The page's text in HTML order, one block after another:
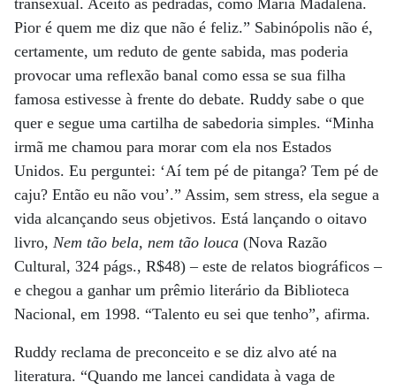
transexual. Aceito as pedradas, como Maria Madalena.
Pior é quem me diz que não é feliz.” Sabinópolis não é,
certamente, um reduto de gente sabida, mas poderia
provocar uma reflexão banal como essa se sua filha
famosa estivesse à frente do debate. Ruddy sabe o que
quer e segue uma cartilha de sabedoria simples. “Minha
irmã me chamou para morar com ela nos Estados
Unidos. Eu perguntei: ‘Aí tem pé de pitanga? Tem pé de
caju? Então eu não vou’.” Assim, sem stress, ela segue a
vida alcançando seus objetivos. Está lançando o oitavo
livro, Nem tão bela, nem tão louca (Nova Razão
Cultural, 324 págs., R$48) – este de relatos biográficos –
e chegou a ganhar um prêmio literário da Biblioteca
Nacional, em 1998. “Talento eu sei que tenho”, afirma.
Ruddy reclama de preconceito e se diz alvo até na
literatura. “Quando me lancei candidata à vaga de